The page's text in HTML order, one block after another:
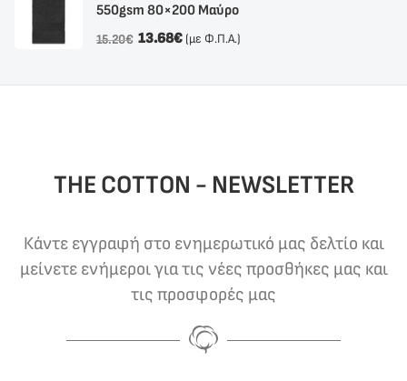
550gsm 80×200 Μαύρο
15.20€ 13.68€ (με Φ.Π.Α.)
THE COTTON - NEWSLETTER
Κάντε εγγραφή στο ενημερωτικό μας δελτίο και
μείνετε ενήμεροι για τις νέες προσθήκες μας και
τις προσφορές μας